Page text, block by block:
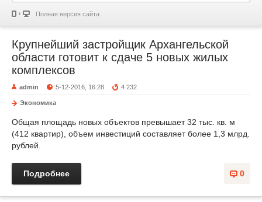
Полная версия сайта
Крупнейший застройщик Архангельской
области готовит к сдаче 5 новых жилых
комплексов
admin 5-12-2016, 16:28 4 232
Экономика
Общая площадь новых объектов превышает 32 тыс. кв. м
(412 квартир), объем инвестиций составляет более 1,3 млрд.
рублей.
0
Подробнее